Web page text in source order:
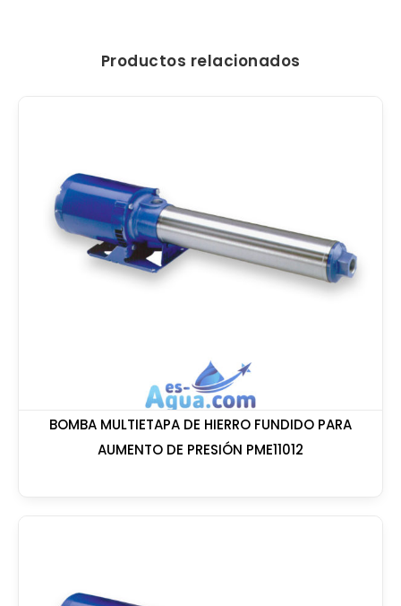
Productos relacionados
BOMBA MULTIETAPA DE HIERRO FUNDIDO PARA
AUMENTO DE PRESIÓN PME11012